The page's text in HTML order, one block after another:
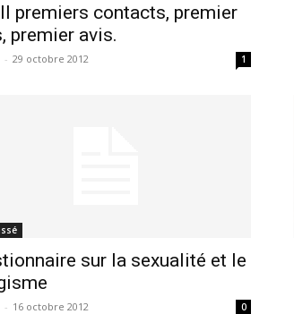
premiers contacts, premier
premier avis.
- 29 octobre 2012 1
sur la sexualité et le
- 16 octobre 2012 0